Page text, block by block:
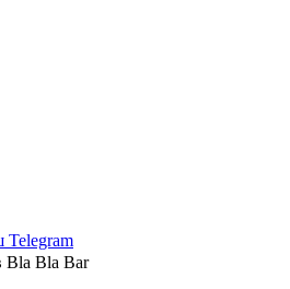
Bla Bla Bar